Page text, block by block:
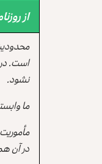
از
است.
نشود.
ما
در آن